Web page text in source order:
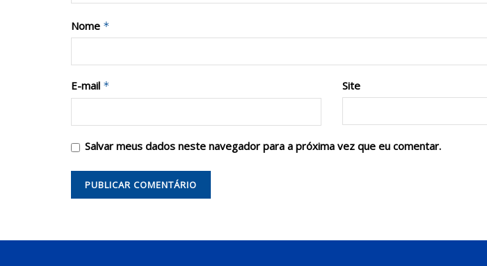
Nome *
E-mail * Site
Salvar meus dados neste navegador para a próxima vez que eu comentar.